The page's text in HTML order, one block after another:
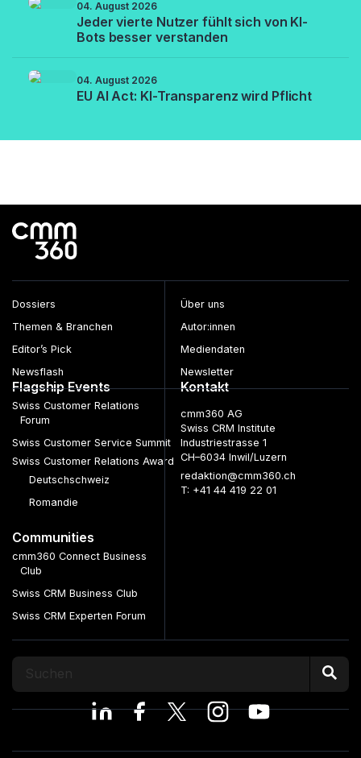
04. August 2026
Jeder vierte Nutzer fühlt sich von KI-
Bots besser verstanden
04. August 2026
EU AI Act: KI-Transparenz wird Pflicht
Dossiers
Themen & Branchen
Editor’s Pick
Newsflash
Über uns
Autor:innen
Mediendaten
Newsletter
Flagship Events
Swiss Customer Relations
Forum
Swiss Customer Service Summit
Swiss Customer Relations Award
Deutschschweiz
Romandie
Communities
cmm360 Connect Business
Club
Swiss CRM Business Club
Swiss CRM Experten Forum
Kontakt
cmm360 AG
Swiss CRM Institute
Industriestrasse 1
CH–6034 Inwil/Luzern
redaktion@cmm360.ch
T: +41 44 419 22 01